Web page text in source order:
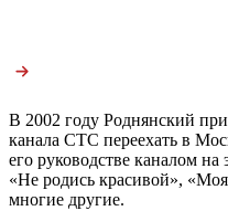
В 2002 году Роднянский
канала СТС переехать в
его руководстве каналом
«Не родись красивой»,
многие другие.